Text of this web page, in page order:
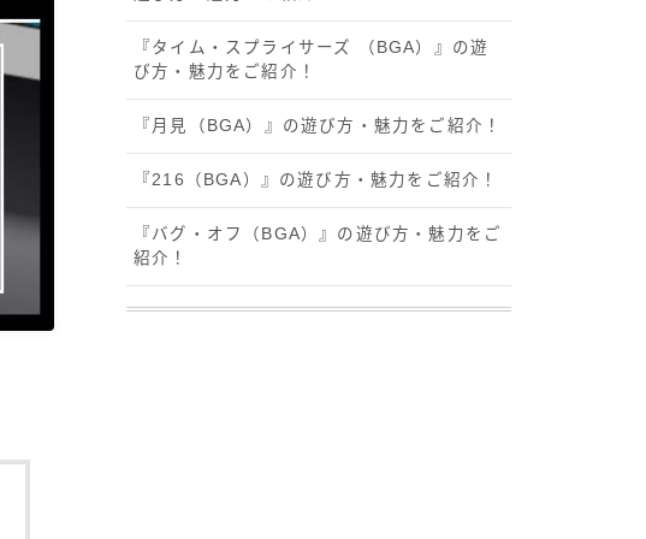
『タイム・スプライサーズ （BGA）』の遊
び方・魅力をご紹介！
『月見（BGA）』の遊び方・魅力をご紹介！
『216（BGA）』の遊び方・魅力をご紹介！
『バグ・オフ（BGA）』の遊び方・魅力をご
紹介！